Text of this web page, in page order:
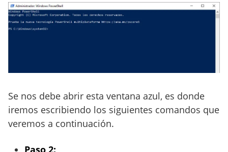
Se nos debe abrir esta ventana azul, es donde
iremos escribiendo los siguientes comandos que
veremos a continuación.
Paso 2: